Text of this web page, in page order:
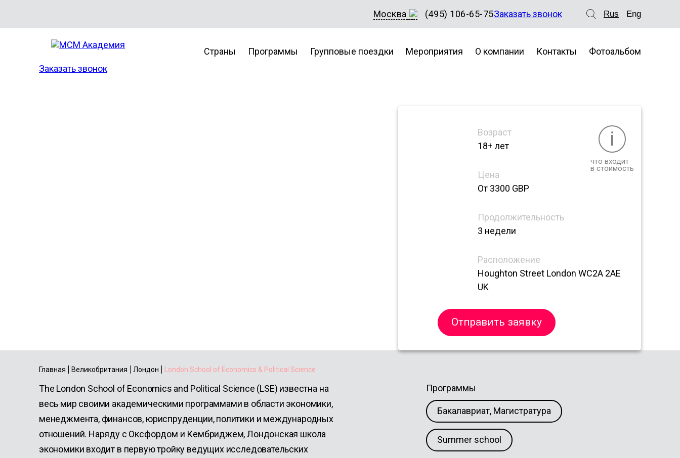
Москва (495) 106-65-75Заказать звонок Rus Eng
Страны Программы Групповые поездки Мероприятия О компании Контакты
Фотоальбом
Заказать звонок
Возраст
18+ лет
i
что входит
в стоимость
Цена
От 3300 GBP
Продолжительность
3 недели
Расположение
Houghton Street London WC2A 2AE
UK
Отправить заявку
Главная Великобритания Лондон London School of Economics & Political Science
The London School of Economics and Political Science (LSE) известна на
весь мир своими академическими программами в области экономики,
менеджмента, финансов, юриспруденции, политики и международных
отношений. Наряду с Оксфордом и Кембриджем, Лондонская школа
экономики входит в первую тройку ведущих исследовательских
Программы
Бакалавриат, Магистратура
Summer school